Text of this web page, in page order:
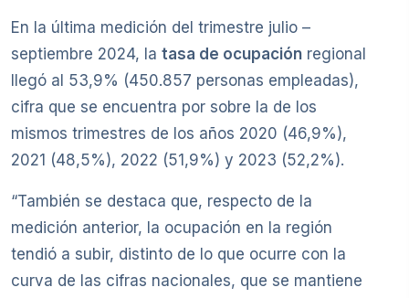
En la última medición del trimestre julio –
septiembre 2024, la tasa de ocupación regional
llegó al 53,9% (450.857 personas empleadas),
cifra que se encuentra por sobre la de los
mismos trimestres de los años 2020 (46,9%),
2021 (48,5%), 2022 (51,9%) y 2023 (52,2%).
“También se destaca que, respecto de la
medición anterior, la ocupación en la región
tendió a subir, distinto de lo que ocurre con la
curva de las cifras nacionales, que se mantiene